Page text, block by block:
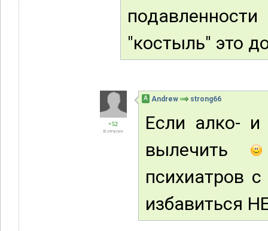
"костыль" это
+52
В отпуске
А Andrew strong66
Если алко- и
вылечить
психиатров
избавиться